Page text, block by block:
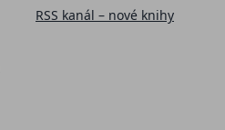
RSS kanál – nové knihy